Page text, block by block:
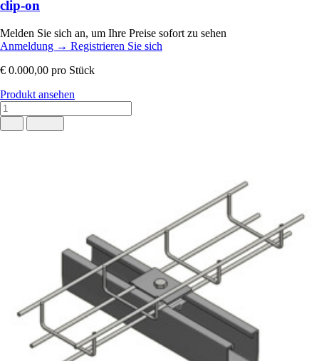
clip-on
Melden Sie sich an, um Ihre Preise sofort zu sehen
Anmeldung → Registrieren Sie sich
€ 0.000,00 pro Stück
Produkt ansehen